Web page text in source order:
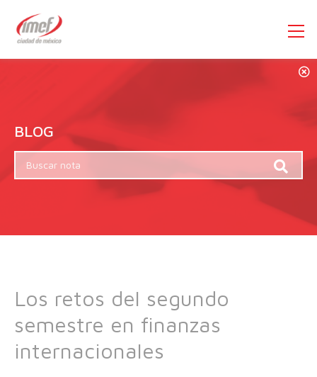
BLOG
Los retos del segundo
semestre en finanzas
internacionales